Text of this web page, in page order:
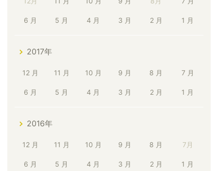
6 月 5 月 4 月 3 月 2 月 1 月
2017年
12 月 11 月 10 月 9 月 8 月 7 月
6 月 5 月 4 月 3 月 2 月 1 月
2016年
12 月 11 月 10 月 9 月 8 月 7月
6 月 5 月 4 月 3 月 2 月 1 月